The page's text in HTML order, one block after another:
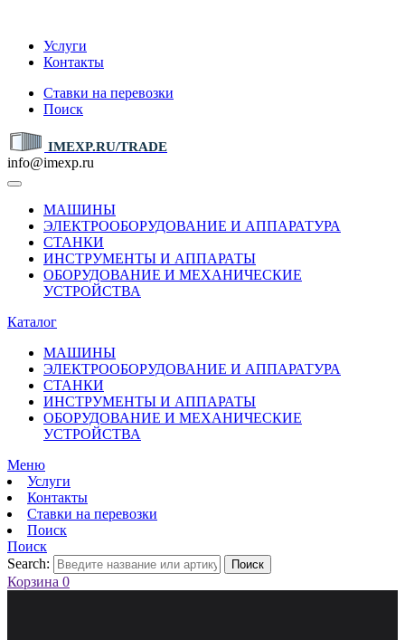
Услуги
Контакты
Ставки на перевозки
Поиск
IMEXP.RU/TRADE
info@imexp.ru
МАШИНЫ
ЭЛЕКТРООБОРУДОВАНИЕ И АППАРАТУРА
СТАНКИ
ИНСТРУМЕНТЫ И АППАРАТЫ
ОБОРУДОВАНИЕ И МЕХАНИЧЕСКИЕ
УСТРОЙСТВА
Каталог
МАШИНЫ
ЭЛЕКТРООБОРУДОВАНИЕ И АППАРАТУРА
СТАНКИ
ИНСТРУМЕНТЫ И АППАРАТЫ
ОБОРУДОВАНИЕ И МЕХАНИЧЕСКИЕ
УСТРОЙСТВА
Меню
Услуги
Контакты
Ставки на перевозки
Поиск
Поиск
Search:
Поиск
Корзина 0